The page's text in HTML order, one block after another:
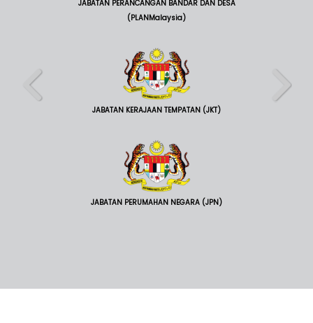
JABATAN PERANCANGAN BANDAR DAN DESA
(PLANMalaysia)
JABATAN KERAJAAN TEMPATAN (JKT)
JABATAN PERUMAHAN NEGARA (JPN)